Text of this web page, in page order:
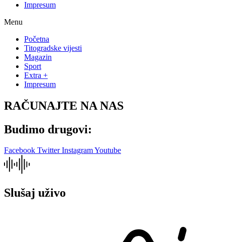
Impresum
Menu
Početna
Titogradske vijesti
Magazin
Sport
Extra +
Impresum
RAČUNAJTE NA NAS
Budimo drugovi:
Facebook Twitter InstagramYoutube
Slušaj uživo